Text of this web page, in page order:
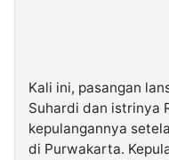
Kali ini, pasangan
Suhardi dan istrinya
kepulangannya
di Purwakarta.